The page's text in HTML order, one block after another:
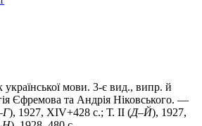
мови. 3-є вид., випр. й
Єфремова та Андрія Ніковського. —
Г), 1927, XIV+428 с.; Т. II (Д–Й), 1927,